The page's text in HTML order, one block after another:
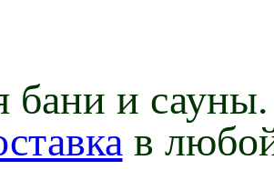
бани и сауны.
в